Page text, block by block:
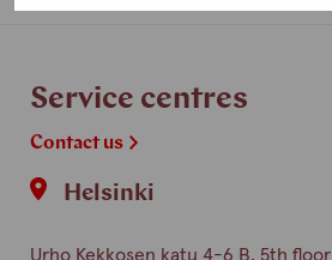
Service centres
Contact us
Helsinki
Urho Kekkosen katu 4-6 B, 5th floor